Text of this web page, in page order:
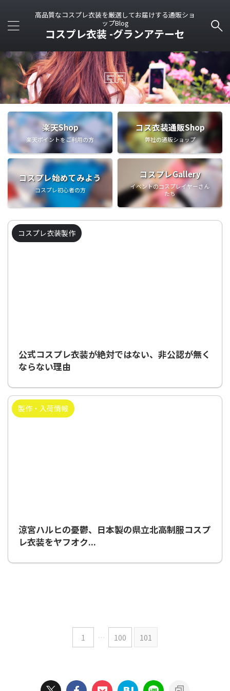
高品質なコスプレ衣装を厳選してお届けする通販ショ
ップBlog
コスプレ衣装 -グランアテーセ
楽天Shop
楽天ポイントをご利用の方
コス衣装通販Shop
弊社の通販ショップ
コスプレ始めてみよう
コスプレ初心者の方
コスプレGallery
イベントのコスプレイヤーさん
たち
コスプレ衣装製作
公式コスプレ衣装が絶対ではない、非公認が無く
ならない理由
製作・入荷情報
涼宮ハルヒの憂鬱、日本製の県立北高制服コスプ
レ衣装をヤフオク...
1 … 100 101